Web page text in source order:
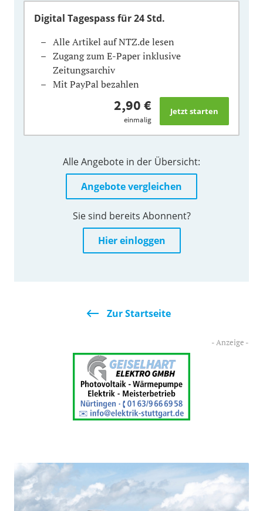
Digital Tagespassfür 24 Std.
Alle Artikel auf NTZ.de lesen
Zugang zum E-Paper inklusive
Zeitungsarchiv
Mit PayPal bezahlen
2,90 €
einmalig
Alle Angebote in der Übersicht:
Angebote vergleichen
Sie sind bereits Abonnent?
Hier einloggen
Zur Startseite